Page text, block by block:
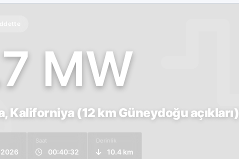
MW
Kaliforniya (12 km Güneydoğu açıkları)
Saat
00:40:32
Derinlik
10.4 km